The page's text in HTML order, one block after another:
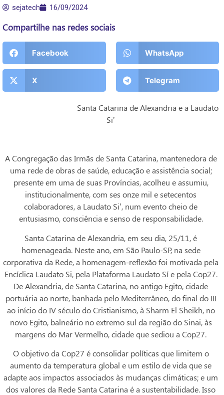
sejatech 16/09/2024
Compartilhe nas redes sociais
Facebook WhatsApp
X Telegram
Santa Catarina de Alexandria e a Laudato
Si’
A Congregação das Irmãs de Santa Catarina, mantenedora de
uma rede de obras de saúde, educação e assistência social;
presente em uma de suas Províncias, acolheu e assumiu,
institucionalmente, com ses onze mil e setecentos
colaboradores, a Laudato Si’, num evento cheio de
entusiasmo, consciência e senso de responsabilidade.
Santa Catarina de Alexandria, em seu dia, 25/11, é
homenageada. Neste ano, em São Paulo-SP, na sede
corporativa da Rede, a homenagem-reflexão foi motivada pela
Encíclica Laudato Si, pela Plataforma Laudato Sí e pela Cop27.
De Alexandria, de Santa Catarina, no antigo Egito, cidade
portuária ao norte, banhada pelo Mediterrâneo, do final do III
ao início do IV século do Cristianismo, à Sharm El Sheikh, no
novo Egito, balneário no extremo sul da região do Sinai, às
margens do Mar Vermelho, cidade que sediou a Cop27.
O objetivo da Cop27 é consolidar políticas que limitem o
aumento da temperatura global e um estilo de vida que se
adapte aos impactos associados às mudanças climáticas; e um
dos valores da Rede Santa Catarina é a sustentabilidade. Isso